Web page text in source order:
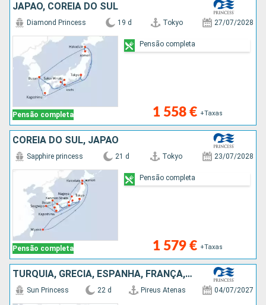
JAPÃO, COREIA DO SUL
Pensão completa
Diamond Princess 19 d Tokyo 27/07/2028
1 558 € +Taxas
Pensão completa
COREIA DO SUL, JAPÃO
Pensão completa
Sapphire princess 21 d Tokyo 23/07/2028
1 579 € +Taxas
Pensão completa
TURQUIA, GRÉCIA, ESPANHA, FRANÇA, ITÁLIA
Sun Princess 22 d Pireus Atenas 04/07/2027